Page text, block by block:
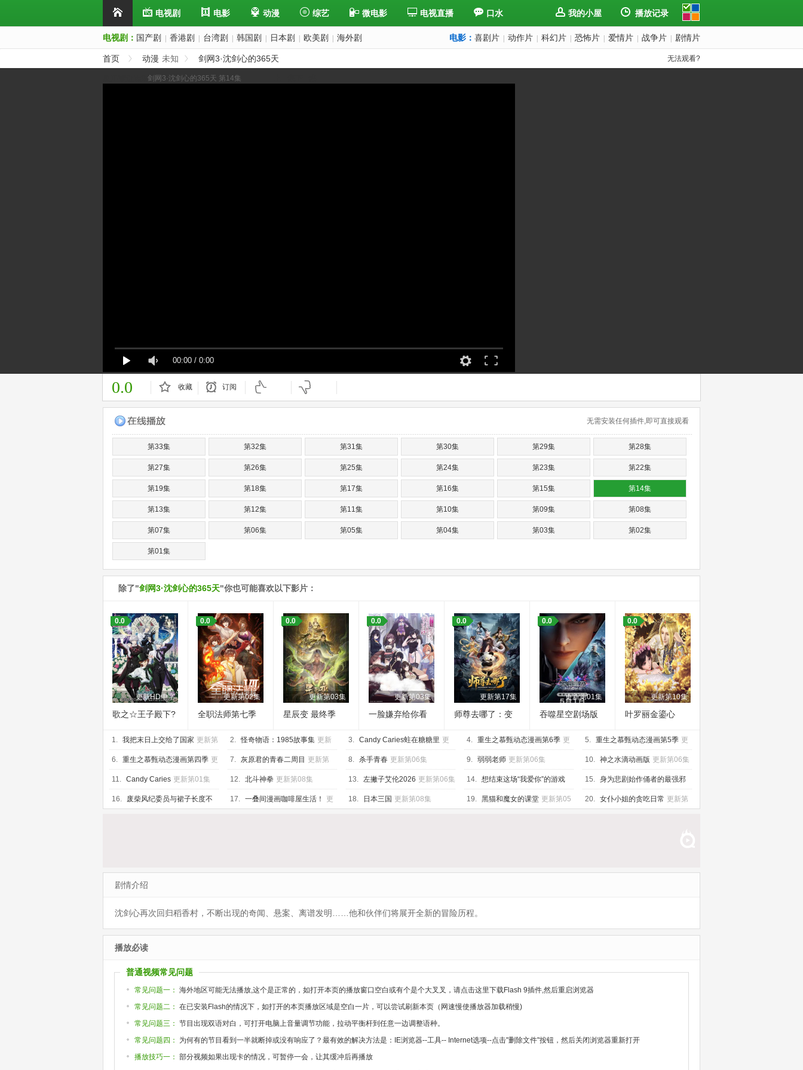
电视剧 电影 动漫 综艺 微电影 电视直播 口水 我的小屋 播放记录
电视剧： 国产剧 香港剧 台湾剧 韩国剧 日本剧 欧美剧 海外剧 电影： 喜剧片 动作片 科幻片 恐怖片 爱情片 战争片 剧情片
无法观看?
首页 动漫 未知 剑网3·沈剑心的365天
剑网3·沈剑心的365天 第14集
00:00 / 0:00
0.0 收藏 订阅
无需安装任何插件,即可直接观看
第33集 第32集 第31集 第30集 第29集 第28集
第27集 第26集 第25集 第24集 第23集 第22集
第19集 第18集 第17集 第16集 第15集 第14集
第13集 第12集 第11集 第10集 第09集 第08集
第07集 第06集 第05集 第04集 第03集 第02集
第01集
除了"剑网3·沈剑心的365天"你也可能喜欢以下影片：
更新HD中字
0.0
歌之☆王子殿下?
XXXX剧场版
更新第02集
0.0
全职法师第七季
更新第03集
0.0
星辰变 最终季
更新第03集
0.0
一脸嫌弃给你看
更新第17集
0.0
师尊去哪了：变
儿rua秃
更新第01集
0.0
吞噬星空剧场版
更新第10集
0.0
叶罗丽金鎏心
1. 我把末日上交给了国家 更新第
17集
2. 怪奇物语：1985故事集 更新
第10集
3. Candy Caries蛀在糖糖里 更
新第05集
4. 重生之慕甄动态漫画第6季 更
新第40集
5. 重生之慕甄动态漫画第5季 更
新第20集
6. 重生之慕甄动态漫画第四季 更
新第20集
7. 灰原君的青春二周目 更新第
07集
8. 杀手青春 更新第06集 9. 弱弱老师 更新第06集 10. 神之水滴动画版 更新第06集
11. Candy Caries 更新第01集 12. 北斗神拳 更新第08集 13. 左撇子艾伦2026 更新第06集 14. 想结束这场“我爱你”的游戏
更新第05集
15. 身为悲剧始作俑者的最强邪
恶BOSS女王为民竭心尽力。第 更
16. 废柴风纪委员与裙子长度不 17. 一叠间漫画咖啡屋生活！ 更 18. 日本三国 更新第08集 19. 黑猫和魔女的课堂 更新第05 20. 女仆小姐的贪吃日常 更新第
剧情介绍
沈剑心再次回归稻香村，不断出现的奇闻、悬案、离谱发明……他和伙伴们将展开全新的冒险历程。
播放必读
普通视频常见问题
常见问题一： 海外地区可能无法播放,这个是正常的，如打开本页的播放窗口空白或有个是个大叉叉，请点击这里下载Flash 9插件,然后重启浏览器
常见问题二： 在已安装Flash的情况下，如打开的本页播放区域是空白一片，可以尝试刷新本页（网速慢使播放器加载稍慢)
常见问题三： 节目出现双语对白，可打开电脑上音量调节功能，拉动平衡杆到任意一边调整语种。
常见问题四：
为何有的节目看到一半就断掉或没有响应了？最有效的解决方法是：IE浏览器--工具-- Internet选项--点击"删除文件"按钮，然后关闭浏览器重新打开
播放技巧一： 部分视频如果出现卡的情况，可暂停一会，让其缓冲后再播放